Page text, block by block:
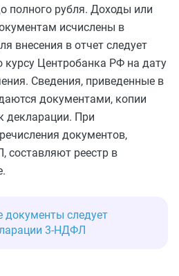
полного рубля. Доходы или
исчислены в
внесения в отчет следует
курсу Центробанка РФ на дату
Сведения, приведенные в
документами, копии
декларации. При
документов,
реестр в
документы следует
3-НДФЛ